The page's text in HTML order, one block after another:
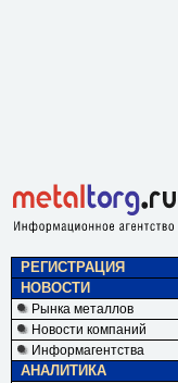
РЕГИСТРАЦИЯ
НОВОСТИ
Рынка металлов
Новости компаний
Информагентства
АНАЛИТИКА